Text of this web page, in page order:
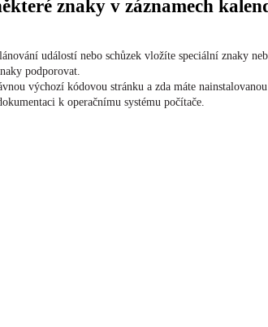
znaky v záznamech
událostí nebo schůzek vložíte speciální znaky
podporovat.
výchozí kódovou stránku a zda máte
k operačnímu systému počítače.